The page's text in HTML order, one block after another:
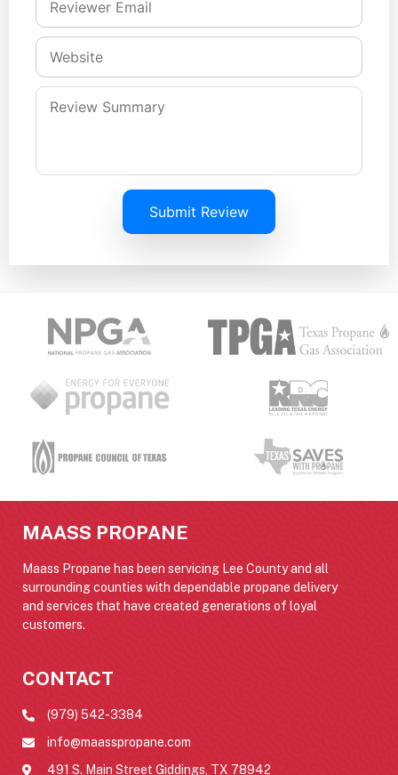
Submit Review
MAASS PROPANE
Maass Propane has been servicing Lee County and all
surrounding counties with dependable propane delivery
and services that have created generations of loyal
customers.
CONTACT
(979) 542-3384
info@maasspropane.com
491 S. Main Street Giddings, TX 78942